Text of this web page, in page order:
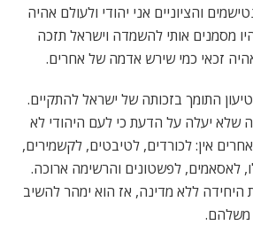
והציוניים אני יהודי ולעולם אהיה
מסמנים אותי להשמדה וישראל תזכה
זכאי כמי שירש אדמה של אחרים.
התומך בזכותה של ישראל להתקיים.
שלא יעלה על הדעת כי לעם היהודי לא
אין: לכורדים, לטיבטים, לקשמירים,
לאסאמים, לפשטונים והרשימה ארוכה.
היחידה ללא מדינה, אז הוא ימהר להשיב
משלהם.